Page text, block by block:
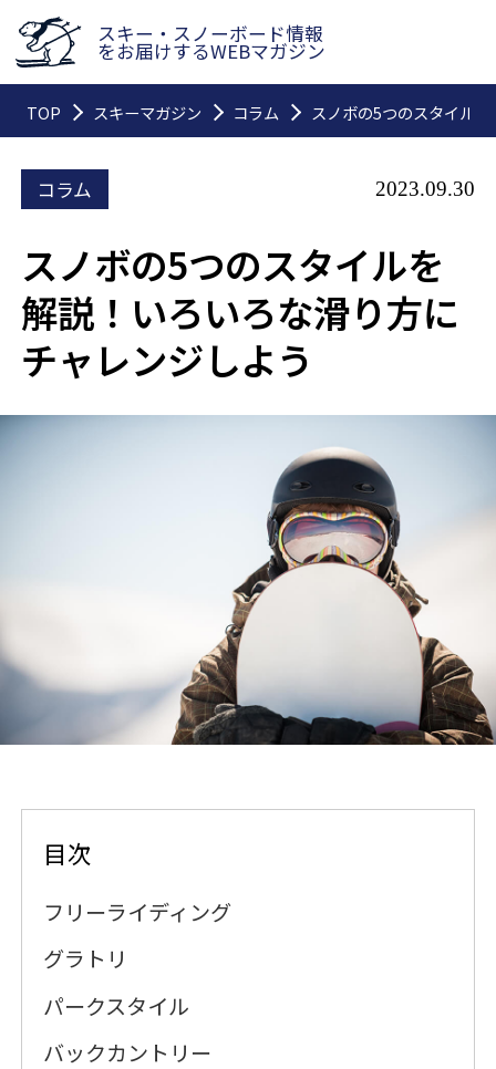
スキー・スノーボード情報
をお届けするWEBマガジン
TOP スキーマガジン コラム スノボの5つのスタイル
コラム 2023.09.30
スノボの5つのスタイルを
解説！いろいろな滑り方に
チャレンジしよう
目次
フリーライディング
グラトリ
パークスタイル
バックカントリー